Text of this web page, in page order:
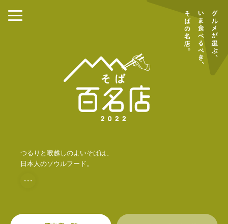
つるりと喉越しのよいそばは、
日本人のソウルフード。
・・・